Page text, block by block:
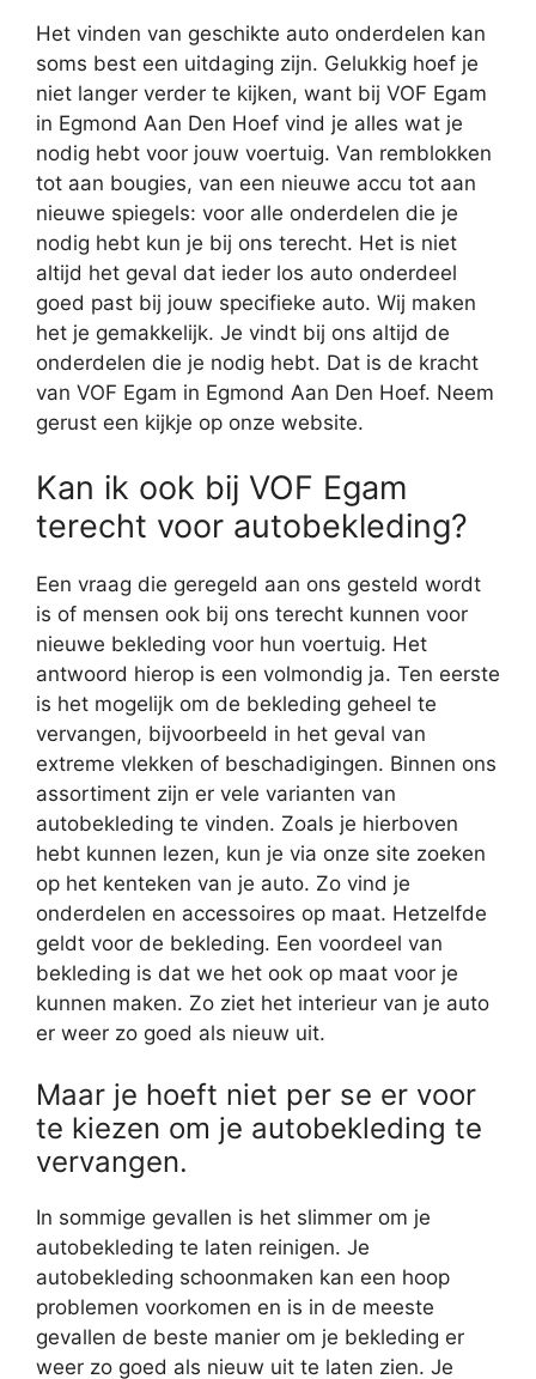
Het vinden van geschikte auto onderdelen kan
soms best een uitdaging zijn. Gelukkig hoef je
niet langer verder te kijken, want bij VOF Egam
in Egmond Aan Den Hoef vind je alles wat je
nodig hebt voor jouw voertuig. Van remblokken
tot aan bougies, van een nieuwe accu tot aan
nieuwe spiegels: voor alle onderdelen die je
nodig hebt kun je bij ons terecht. Het is niet
altijd het geval dat ieder los auto onderdeel
goed past bij jouw specifieke auto. Wij maken
het je gemakkelijk. Je vindt bij ons altijd de
onderdelen die je nodig hebt. Dat is de kracht
van VOF Egam in Egmond Aan Den Hoef. Neem
gerust een kijkje op onze website.
Kan ik ook bij VOF Egam
terecht voor autobekleding?
Een vraag die geregeld aan ons gesteld wordt
is of mensen ook bij ons terecht kunnen voor
nieuwe bekleding voor hun voertuig. Het
antwoord hierop is een volmondig ja. Ten eerste
is het mogelijk om de bekleding geheel te
vervangen, bijvoorbeeld in het geval van
extreme vlekken of beschadigingen. Binnen ons
assortiment zijn er vele varianten van
autobekleding te vinden. Zoals je hierboven
hebt kunnen lezen, kun je via onze site zoeken
op het kenteken van je auto. Zo vind je
onderdelen en accessoires op maat. Hetzelfde
geldt voor de bekleding. Een voordeel van
bekleding is dat we het ook op maat voor je
kunnen maken. Zo ziet het interieur van je auto
er weer zo goed als nieuw uit.
Maar je hoeft niet per se er voor
te kiezen om je autobekleding te
vervangen.
In sommige gevallen is het slimmer om je
autobekleding te laten reinigen. Je
autobekleding schoonmaken kan een hoop
problemen voorkomen en is in de meeste
gevallen de beste manier om je bekleding er
weer zo goed als nieuw uit te laten zien. Je